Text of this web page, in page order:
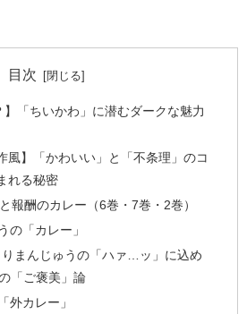
目次
】「ちいかわ」に潜むダークな魅力
風】「かわいい」と「不条理」のコ
れる秘密
報酬のカレー（6巻・7巻・2巻）
の「カレー」
まんじゅうの「ハァ…ッ」に込め
「ご褒美」論
外カレー」